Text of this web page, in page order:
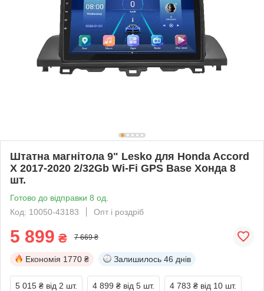
Штатна магнітола 9" Lesko для Honda Accord
X 2017-2020 2/32Gb Wi-Fi GPS Base Хонда 8
шт.
Готово до відправки 8 од.
Код: 10050-43183
Опт і роздріб
5 899 ₴ 7 669 ₴
Економія 1770 ₴ Залишилось 46 днів
5 015 ₴ від 2 шт. 4 899 ₴ від 5 шт. 4 783 ₴ від 10 шт.